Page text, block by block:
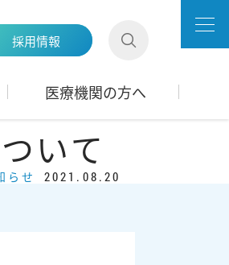
採用情報
医療機関の方へ
いて
らせ 2021.08.20